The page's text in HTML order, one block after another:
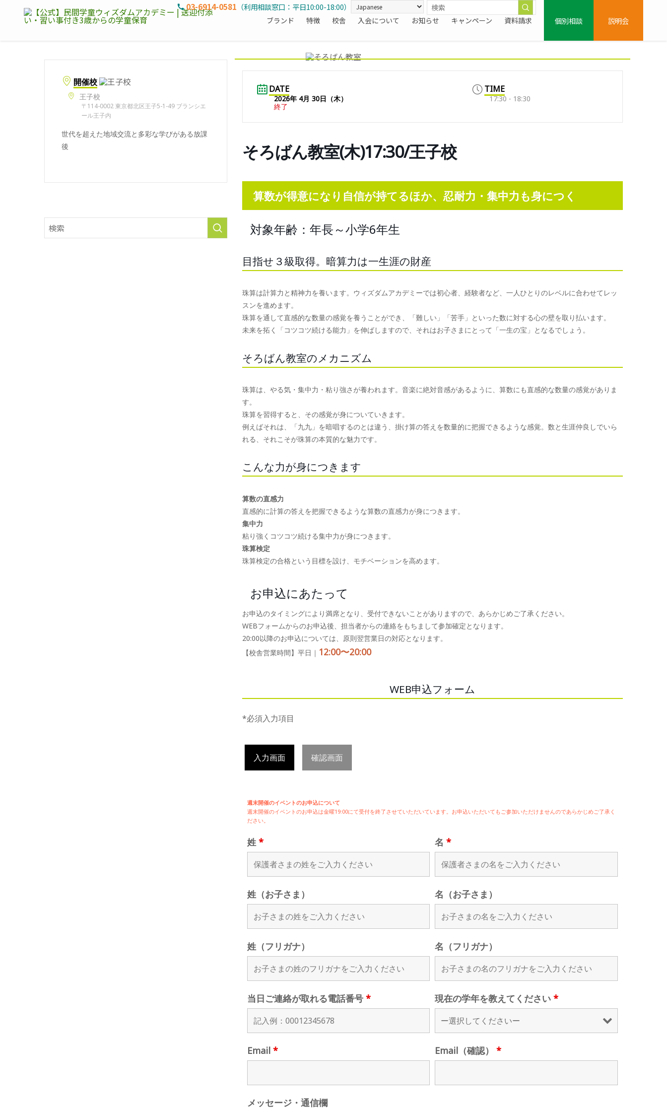
ブランド 特徴 校舎 入会について お知らせ キャンペーン 資料請求
03-6914-0581 （利用相談窓口：平日10:00-18:00）
個別相談
説明会
開催校
王子校
〒114-0002 東京都北区王子5-1-49 ブランシエ
ール王子内
世代を超えた地域交流と多彩な学びがある放課
後
DATE
2026年 4月 30日（木）
終了
TIME
17:30 - 18:30
そろばん教室(木)17:30/王子校
算数が得意になり自信が持てるほか、忍耐力・集中力も身につく
対象年齢：年長～小学6年生
目指せ３級取得。暗算力は一生涯の財産
珠算は計算力と精神力を養います。ウィズダムアカデミーでは初心者、経験者など、一人ひとりのレベルに合わせてレッ
スンを進めます。
珠算を通して直感的な数量の感覚を養うことができ、「難しい」「苦手」といった数に対する心の壁を取り払います。
未来を拓く「コツコツ続ける能力」を伸ばしますので、それはお子さまにとって「一生の宝」となるでしょう。
そろばん教室のメカニズム
珠算は、やる気・集中力・粘り強さが養われます。音楽に絶対音感があるように、算数にも直感的な数量の感覚がありま
す。
珠算を習得すると、その感覚が身についていきます。
例えばそれは、「九九」を暗唱するのとは違う、掛け算の答えを数量的に把握できるような感覚。数と生涯仲良しでいら
れる、それこそが珠算の本質的な魅力です。
こんな力が身につきます
算数の直感力
直感的に計算の答えを把握できるような算数の直感力が身につきます。
集中力
粘り強くコツコツ続ける集中力が身につきます。
珠算検定
珠算検定の合格という目標を設け、モチベーションを高めます。
お申込にあたって
お申込のタイミングにより満席となり、受付できないことがありますので、あらかじめご了承ください。
WEBフォームからのお申込後、担当者からの連絡をもちまして参加確定となります。
20:00以降のお申込については、原則翌営業日の対応となります。
【校舎営業時間】平日｜ 12:00〜20:00
WEB申込フォーム
*必須入力項目
入力画面 確認画面
週末開催のイベントのお申込について
週末開催のイベントのお申込は金曜19:00にて受付を終了させていただいています。お申込いただいてもご参加いただけませんのであらかじめご了承く
ださい。
姓 * 名*
姓（お子さま） 名（お子さま）
姓（フリガナ） 名（フリガナ）
当日ご連絡が取れる電話番号 * 現在の学年を教えてください*
Email * Email（確認）*
メッセージ・通信欄